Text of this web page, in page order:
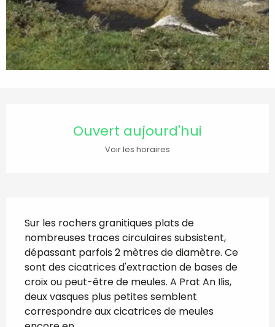
Ouvert aujourd'hui
Voir les horaires
Sur les rochers granitiques plats de
nombreuses traces circulaires subsistent,
dépassant parfois 2 mètres de diamètre. Ce
sont des cicatrices d'extraction de bases de
croix ou peut-être de meules. A Prat An Ilis,
deux vasques plus petites semblent
correspondre aux cicatrices de meules